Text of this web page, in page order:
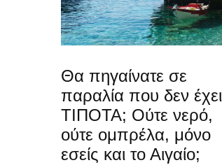
Θα πηγαίνατε σε
παραλία που δεν έχει
ΤΙΠΟΤΑ; Ούτε νερό,
ούτε ομπρέλα, μόνο
εσείς και το Αιγαίο;